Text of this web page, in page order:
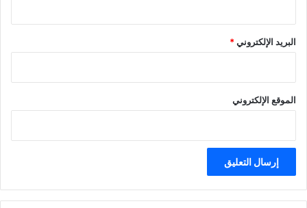
البريد الإلكتروني*
الموقع الإلكتروني